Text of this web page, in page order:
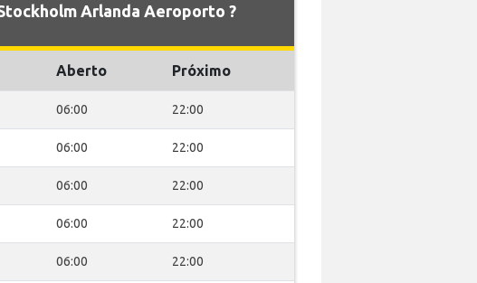
Arlanda Aeroporto ?
Aberto Próximo
06:00 22:00
06:00 22:00
06:00 22:00
06:00 22:00
06:00 22:00